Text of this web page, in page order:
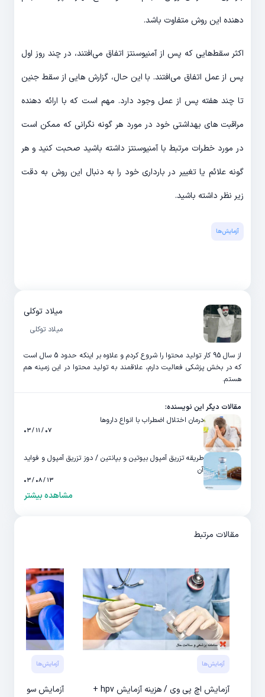
دهنده این روش متفاوت باشد.
اکثر سقط‌هایی که پس از آمنیوسنتز اتفاق می‌افتند، در چند روز اول
پس از عمل اتفاق می‌افتند. با این حال، گزارش هایی از سقط جنین
تا چند هفته پس از عمل وجود دارد. مهم است که با ارائه دهنده
مراقبت های بهداشتی خود در مورد هر گونه نگرانی که ممکن است
در مورد خطرات مرتبط با آمنیوسنتز داشته باشید صحبت کنید و هر
گونه علائم یا تغییر در بارداری خود را به دنبال این روش به دقت
زیر نظر داشته باشید.
آزمایش‌‌ها
میلاد توکلی
میلاد توکلی
از سال 95 کار تولید محتوا را شروع کردم و علاوه بر اینکه حدود 5 سال است
که در بخش پزشکی فعالیت دارم، علاقمند به تولید محتوا در این زمینه هم
هستم.
مقالات دیگر این نویسنده:
درمان اختلال اضطراب با انواع داروها
۰۷ / ۱۱ / ۰۳
طریقه تزریق آمپول بیوتین و بپانتین / دوز تزریق آمپول و فواید
آن
۱۳ / ۰۸ / ۰۳
مشاهده بیشتر
مقالات مرتبط
آزمایش‌‌ها
آزمایش اچ پی وی / هزینه آزمایش hpv +
آزمایش‌‌ها
آزمایش سوزاک